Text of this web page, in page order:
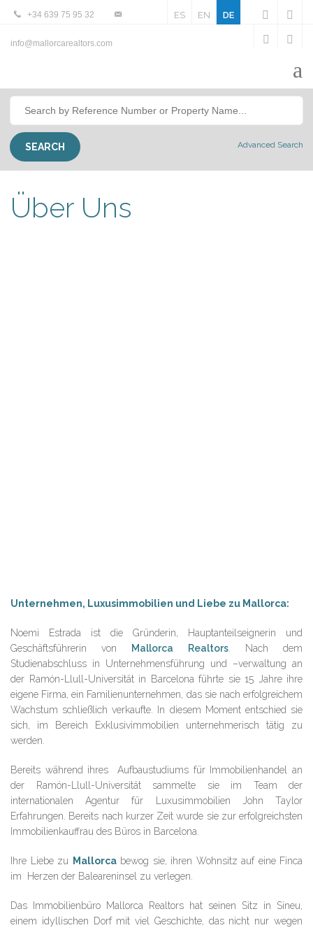
+34 639 75 95 32
info@mallorcarealtors.com
ES EN DE
Advanced Search
Über Uns
Unternehmen, Luxusimmobilien und Liebe zu Mallorca:
Noemi Estrada ist die Gründerin, Hauptanteilseignerin und
Geschäftsführerin von Mallorca Realtors. Nach dem
Studienabschluss in Unternehmensführung und –verwaltung an
der Ramón-Llull-Universität in Barcelona führte sie 15 Jahre ihre
eigene Firma, ein Familienunternehmen, das sie nach erfolgreichem
Wachstum schließlich verkaufte. In diesem Moment entschied sie
sich, im Bereich Exklusivimmobilien unternehmerisch tätig zu
werden.
Bereits während ihres Aufbaustudiums für Immobilienhandel an
der Ramón-Llull-Universität sammelte sie im Team der
internationalen Agentur für Luxusimmobilien John Taylor
Erfahrungen. Bereits nach kurzer Zeit wurde sie zur erfolgreichsten
Immobilienkauffrau des Büros in Barcelona.
Ihre Liebe zu Mallorcabewog sie, ihren Wohnsitz auf eine Finca
im Herzen der Baleareninsel zu verlegen.
Das Immobilienbüro Mallorca Realtors hat seinen Sitz in Sineu,
einem idyllischen Dorf mit viel Geschichte, das nicht nur wegen